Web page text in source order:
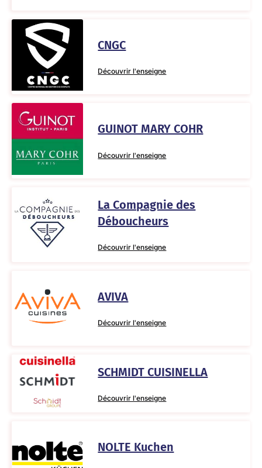
CNGC
Découvrir l'enseigne
GUINOT MARY COHR
Découvrir l'enseigne
La Compagnie des
Déboucheurs
Découvrir l'enseigne
AVIVA
Découvrir l'enseigne
SCHMIDT CUISINELLA
Découvrir l'enseigne
NOLTE Kuchen